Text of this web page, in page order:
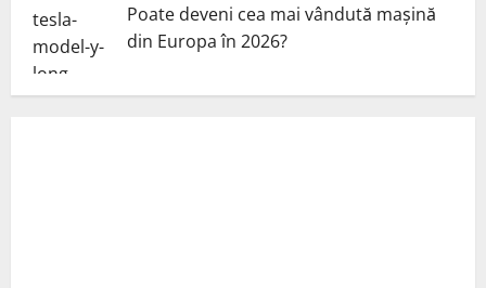
Poate deveni cea mai vândută mașină
din Europa în 2026?